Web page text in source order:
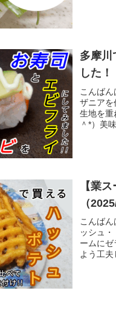
多摩川
した！
こんば
ザニアを
生地を重
＾*）美
【業
（
こんば
ッシュ
ームに
よう工